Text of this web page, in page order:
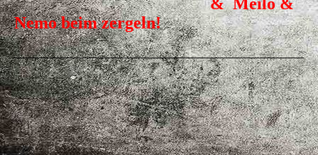
Nemo beim zergeln!